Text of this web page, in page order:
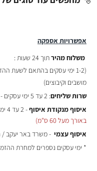
אפשרויות אספקה
משלוח מהירתוך 24 שעות :
(1-2 ימי עסקים בהתאם לשעת ההזמנה)
מושבים וקיבוצים)
שרות שליחים: 2 עד 5 ימי עסקים - ₪29
איסוף מנקודת איסוף- 2 עד 4 ימי עסקים - ₪20
באורך מעל 60 ס"מ)
איסוף עצמי - משרד באר יעקב / חנות תל
* ימי עסקים נספרים למחרת